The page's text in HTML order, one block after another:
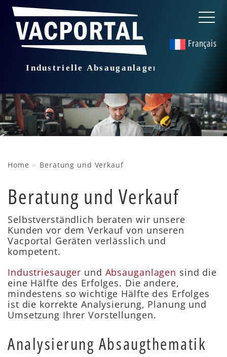
Français
Home » Beratung und Verkauf
Beratung und Verkauf
Selbstverständlich beraten wir unsere
Kunden vor dem Verkauf von unseren
Vacportal Geräten verlässlich und
kompetent.
Industriesauger und Absauganlagen sind die
eine Hälfte des Erfolges. Die andere,
mindestens so wichtige Hälfte des Erfolges
ist die korrekte Analysierung, Planung und
Umsetzung Ihrer Vorstellungen.
Analysierung Absaugthematik